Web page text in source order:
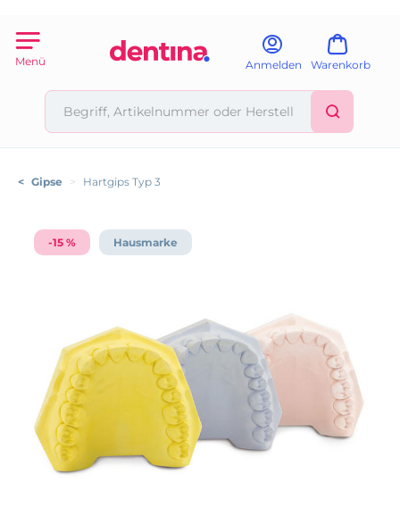
Menü Anmelden Warenkorb
< Gipse > Hartgips Typ 3
-15 % Hausmarke